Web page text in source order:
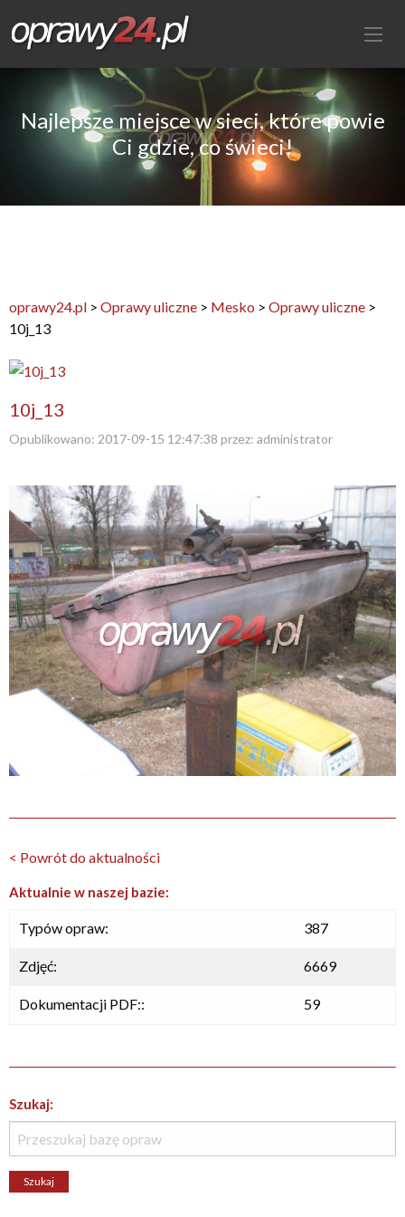
Najlepsze miejsce w sieci, które powie
Ci gdzie, co świeci!
oprawy24.pl > Oprawy uliczne > Mesko > Oprawy uliczne >
10j_13
10j_13
Opublikowano: 2017-09-15 12:47:38 przez: administrator
< Powrót do aktualności
Aktualnie w naszej bazie:
Typów opraw: 387
Zdjęć: 6669
Dokumentacji PDF:: 59
Szukaj: